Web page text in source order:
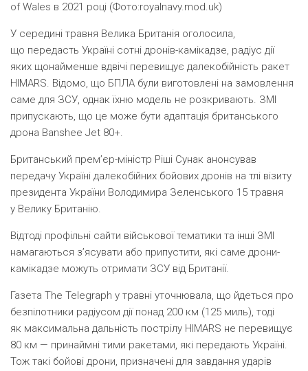
of Wales в 2021 році (Фото:royalnavy.mod.uk)
У середині травня Велика Британія оголосила,
що передасть Україні сотні дронів-камікадзе, радіус дії
яких щонайменше вдвічі перевищує далекобійність ракет
HIMARS. Відомо, що БПЛА були виготовлені на замовлення
саме для ЗСУ, однак їхню модель не розкривають. ЗМІ
припускають, що це може бути адаптація британського
дрона Banshee Jet 80+.
Британський прем’єр-міністр Ріші Сунак анонсував
передачу Україні далекобійних бойових дронів на тлі візиту
президента України Володимира Зеленського 15 травня
у Велику Британію.
Відтоді профільні сайти військової тематики та інші ЗМІ
намагаються з’ясувати або припустити, які саме дрони-
камікадзе можуть отримати ЗСУ від Британії.
Газета The Telegraph у травні уточнювала, що йдеться про
безпілотники радіусом дії понад 200 км (125 миль), тоді
як максимальна дальність пострілу HIMARS не перевищує
80 км — принаймні тими ракетами, які передають Україні.
Тож такі бойові дрони, призначені для завдання ударів